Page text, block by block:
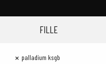
FILLE
× palladium ksgb